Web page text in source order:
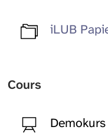
iLUB
Cours